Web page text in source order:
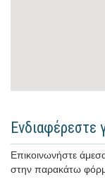
Ενδιαφέρεστε
Επικοινωνήστε
στην παρακάτω